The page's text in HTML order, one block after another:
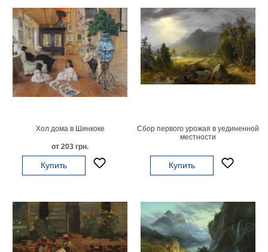
Хол дома в Шинкоке
от 203 грн.
Купить
Сбор первого урожая в уединенной
местности
Купить